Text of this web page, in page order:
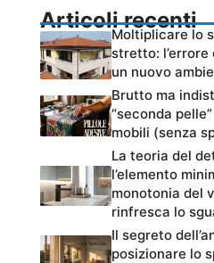
Articoli recenti
Moltiplicare lo
stretto:
un nuovo
Brutto ma
“seconda
mobili (senza
La teoria del
l’elemento
monotonia del
rinfresca lo
Il segreto
posizionare lo